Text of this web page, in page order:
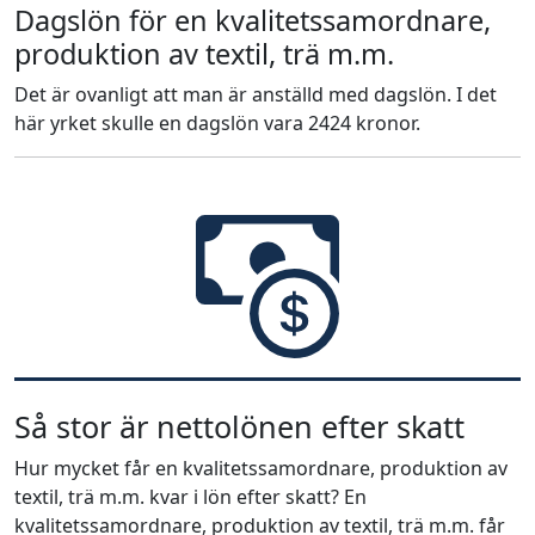
Dagslön för en kvalitetssamordnare,
produktion av textil, trä m.m.
Det är ovanligt att man är anställd med dagslön. I det
här yrket skulle en dagslön vara 2424 kronor.
Så stor är nettolönen efter skatt
Hur mycket får en kvalitetssamordnare, produktion av
textil, trä m.m. kvar i lön efter skatt? En
kvalitetssamordnare, produktion av textil, trä m.m. får